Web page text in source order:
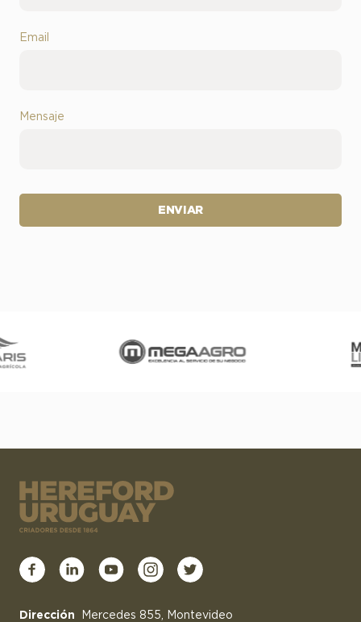
Email
Mensaje
ENVIAR
Dirección Mercedes 855, Montevideo